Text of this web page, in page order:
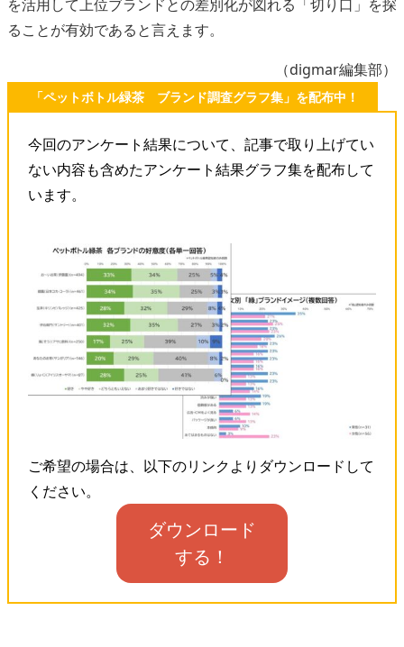
を活用して上位ブランドとの差別化が図れる「切り口」を探
ることが有効であると言えます。
（digmar編集部）
「ペットボトル緑茶 ブランド調査グラフ集」を配布中！
今回のアンケート結果について、記事で取り上げてい
ない内容も含めたアンケート結果グラフ集を配布して
います。
ご希望の場合は、以下のリンクよりダウンロードして
ください。
ダウンロード
する！